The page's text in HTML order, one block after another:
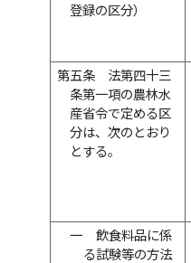
登録の区分）
第五条
法第四十三
条第一項の農林水
産省令で定める区
分は、次のとおり
とする。
一
飲食料品に係
る試験等の方法